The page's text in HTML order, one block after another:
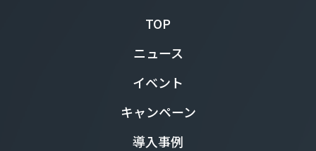
TOP
ニュース
イベント
キャンペーン
導入事例